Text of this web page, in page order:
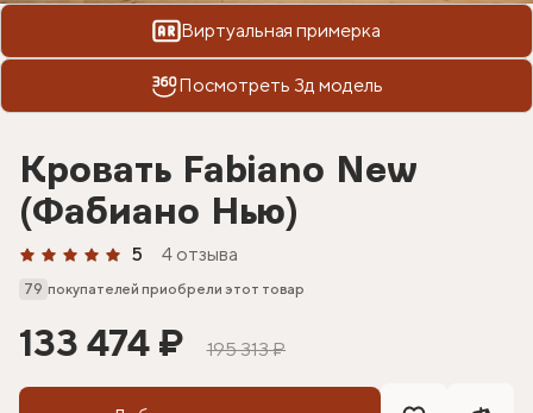
Виртуальная примерка
Посмотреть 3д модель
Кровать Fabiano New
(Фабиано Нью)
5 4 отзыва
79 покупателей приобрели этот товар
133 474 ₽ 195 313 ₽